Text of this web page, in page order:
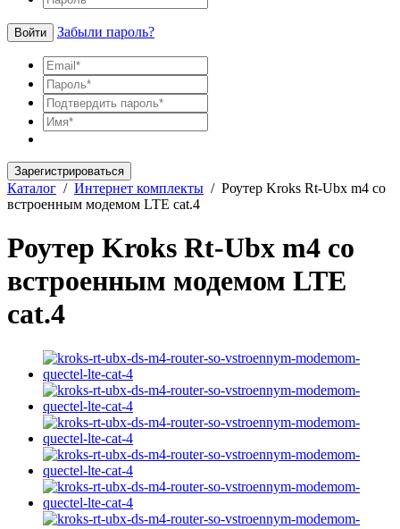
Войти Забыли пароль?
Зарегистрироваться
Каталог / Интернет комплекты / Роутер Kroks Rt-Ubx m4 со
встроенным модемом LTE cat.4
Роутер Kroks Rt-Ubx m4 со
встроенным модемом LTE
cat.4